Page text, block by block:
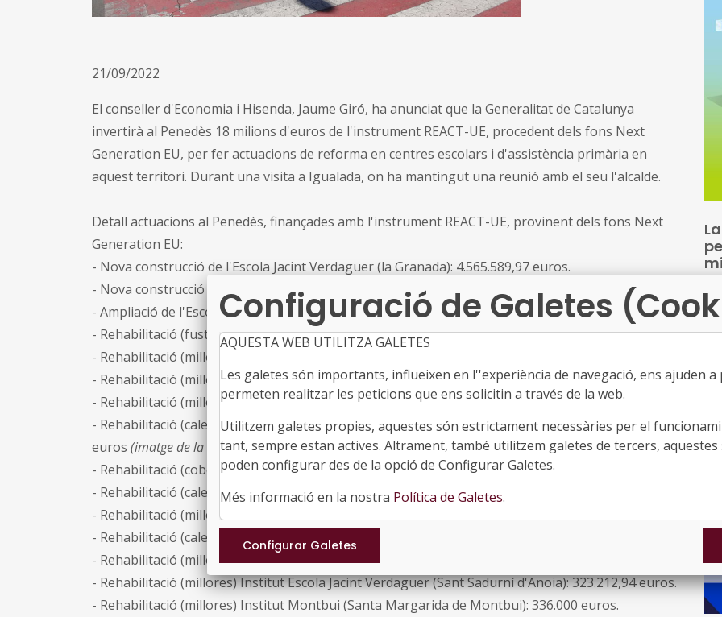
21/09/2022
El conseller d'Economia i Hisenda, Jaume Giró, ha anunciat que la Generalitat de Catalunya
invertirà al Penedès 18 milions d'euros de l'instrument REACT-UE, procedent dels fons Next
Generation EU, per fer actuacions de reforma en centres escolars i d'assistència primària en
aquest territori. Durant una visita a Igualada, on ha mantingut una reunió amb el seu l'alcalde.
Detall actuacions al Penedès, finançades amb l'instrument REACT-UE, provinent dels fons Next
Generation EU:
- Nova construcció de l'Escola Jacint Verdaguer (la Granada): 4.565.589,97 euros.
- Nova construcció de l'Escola Teresa Godes (el Montmell): 2.559.012,99 euros.
- Ampliació de l'Escola Castell d'Òdena (Òdena): 3.136.639,30 euros.
- Rehabilitació (fusteria) Escola Mn. Jacint Verdaguer (Calafell): 210.000 euros.
- Rehabilitació (millores) Escola Santa Creu (Calafell): 454.763,18 euros.
- Rehabilitació (millores) Institut camí del Mar (Calafell): 568.028,79 euros.
- Rehabilitació (millores) Escola Solcunit (Cunit): 457.936,99 euros.
- Rehabilitació (calefacció, ventilació i il·luminació) Institut Pere Vives i Vich (Igualada): 224.000
euros (imatge de la notícia)
- Rehabilitació (cobertes) Escola Ramon Castelltort (Igualada): 56.000 euros.
- Rehabilitació (calefacció i il·luminació) Institut Joan Mercader (Igualada): 568.401,68 euros.
- Rehabilitació (millores) Institut Escola Castell d'Òdena (Òdena): 171.100,29 euros.
- Rehabilitació (calefacció i il·luminació) Institut - Escola Piera (Piera): 227.360,06 euros.
- Rehabilitació (millores) Institut Alexandre Gal·li (Sant Pere de Ribes): 150.322,23 euros.
- Rehabilitació (millores) Institut Escola Jacint Verdaguer (Sant Sadurní d'Anoia): 323.212,94 euros.
- Rehabilitació (millores) Institut Montbui (Santa Margarida de Montbui): 336.000 euros.
●
Configuració de Galetes
AQUESTA WEB UTILITZA GALETES
Les galetes són importants, influeixen en l''experiència de navegació, ens ajuden
permeten realitzar les peticions que ens solicitin a través de la web.
Utilitzem galetes propies, aquestes són estrictament necessàries per el
tant, sempre estan actives. Altrament, també utilitzem galetes de tercers, aquestes
poden configurar des de la opció de Configurar Galetes.
Més informació en la nostra Política de Galetes.